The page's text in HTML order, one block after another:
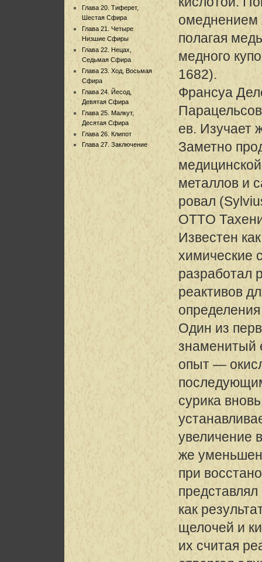
Глава 20. Тиферет,
Шестая Сфира
Глава 21. Четыре
Низшие Сфиры
Глава 22. Нецах,
Седьмая Сфира
Глава 23. Ход, Восьмая
Сфира
Глава 24. Йесод,
Девятая Сфира
Глава 25. Малкут,
Десятая Сфира
Глава 26. Клипот
Глава 27. Заключение
омеднением
полагая
медного
1682).
Франсуа
ев. Изучает
Заметно
металлов и
ровал
OTTO
Известен
химические
разработал
реактивов
Один из
знаменитый
опыт —
сурика
увеличение
же
при
как
щелочей и
их считая